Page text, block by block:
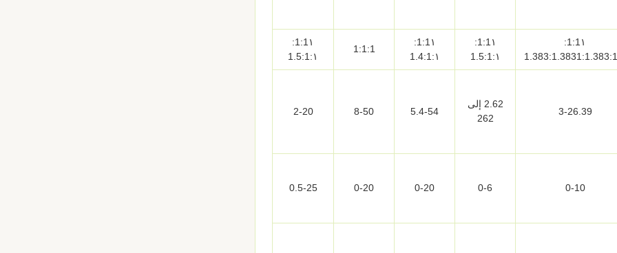
1:1١:
1:1١:
١:1.5:1
1:1١:
١:1.4:1
1:1:1
1:1١:
١:1.5:1
3-26.39
2.62 إلى
262
5.4-54
8-50
2-20
0-10
0-6
0-20
0-20
0.5-25